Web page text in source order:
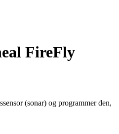
FireFly
(sonar) og programmer den,